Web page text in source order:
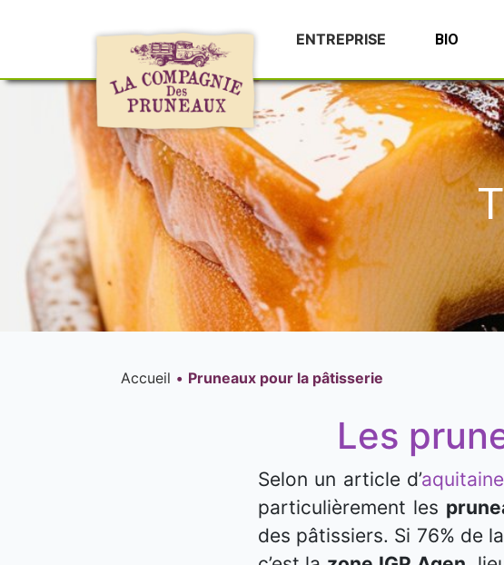
ENTREPRISE BIO
Accueil Pruneaux pour la pâtisserie
Les
Selon un article d’
particulièrement les
des pâtissiers. Si 76% de